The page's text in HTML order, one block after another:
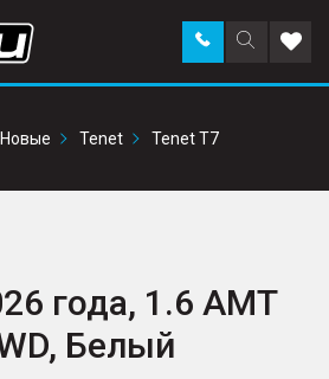
Поиск
по
Заказать
звонок в
Новые Tenet Tenet T7
года, 1.6 AMT
Белый